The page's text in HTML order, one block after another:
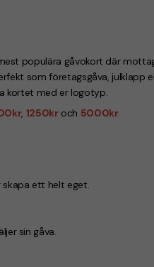
populära gåvokort där
som företagsgåva, julklapp
kortet med er logotyp.
, 1250kroch 5000kr
ett helt eget.
sin gåva.